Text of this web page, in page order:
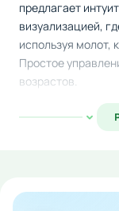
предлагает
визуализацией,
используя молот,
Простое
возрастов.
Геймплей
бьющимся